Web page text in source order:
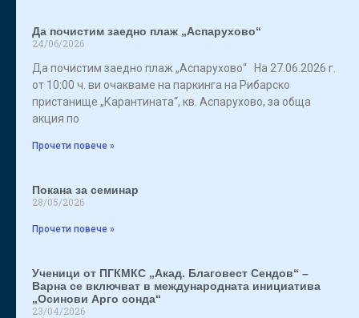
Да почистим заедно плаж „Аспарухово“
24/06/2026
Да почистим заедно плаж „Аспарухово“ На 27.06.2026 г.
от 10:00 ч. ви очакваме на паркинга на Рибарско
пристанище „Карантината“, кв. Аспарухово, за обща
акция по
Прочети повече »
Покана за семинар
28/05/2026
Прочети повече »
Ученици от ПГКМКС „Акад. Благовест Сендов“ –
Варна се включват в международната инициатива
„Осинови Арго сонда“
23/04/2026